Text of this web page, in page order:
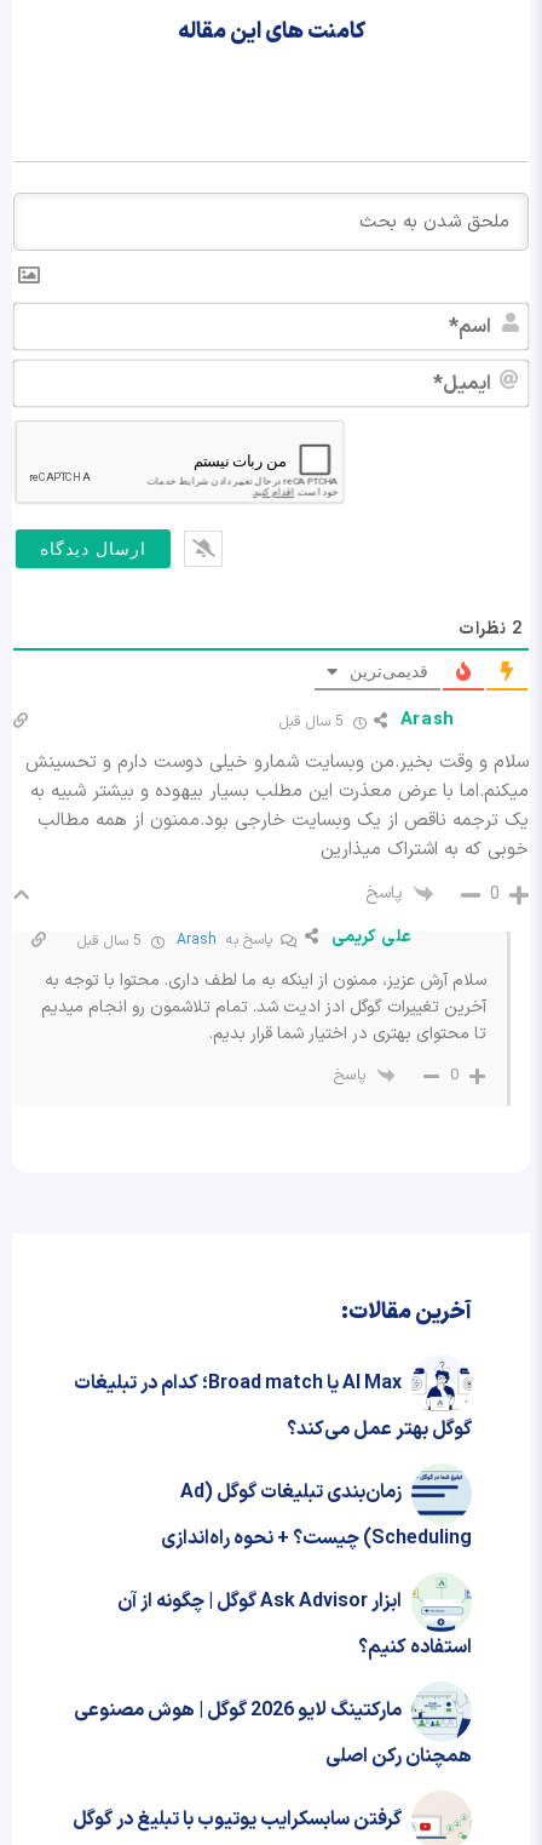
کامنت های این مقاله
2نظرات
قدیمی‌ترین
Arash
سلام و وقت بخیر.من وبسایت شمارو خیلی دوست دارم و تحسینش
میکنم.اما با عرض معذرت این مطلب بسیار بیهوده و بیشتر شبیه به
یک ترجمه ناقص از یک وبسایت خارجی بود.ممنون از همه مطالب
خوبی که به اشتراک میذارین
0
پاسخ
علی کریمی
پاسخ به Arash
سلام آرش عزیز، ممنون از اینکه به ما لطف داری. محتوا با توجه به
آخرین تغییرات گوگل ادز ادیت شد. تمام تلاشمون رو انجام میدیم
تا محتوای بهتری در اختیار شما قرار بدیم.
0 پاسخ
آخرین مقالات:
AI Max یا Broad match؛ کدام در تبلیغات
گوگل بهتر عمل می‌کند؟
زمان‌بندی تبلیغات گوگل (Ad
Scheduling) چیست؟ + نحوه‌ راه‌اندازی
ابزار Ask Advisor گوگل | چگونه از آن
استفاده کنیم؟
مارکتینگ لایو 2026 گوگل | هوش مصنوعی
همچنان رکن اصلی
گرفتن سابسکرایب یوتیوب با تبلیغ در گوگل